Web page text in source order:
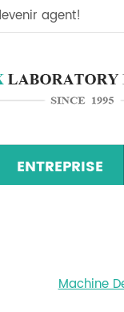
agent!
ENTREPRISE
Machine